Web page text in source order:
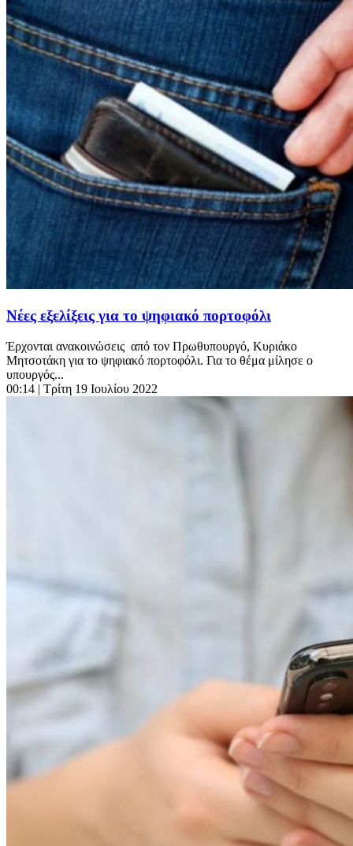
Νέες εξελίξεις για το ψηφιακό πορτοφόλι
Έρχονται ανακοινώσεις από τον Πρωθυπουργό, Κυριάκο
Μητσοτάκη για το ψηφιακό πορτοφόλι. Για το θέμα μίλησε ο
υπουργός...
00:14 | Τρίτη 19 Ιουλίου 2022